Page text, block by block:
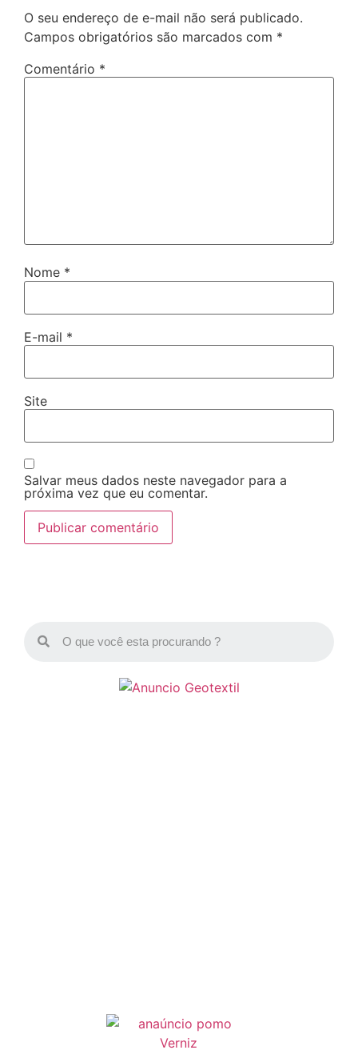
O seu endereço de e-mail não será publicado.
Campos obrigatórios são marcados com *
Comentário *
Nome *
E-mail *
Site
Salvar meus dados neste navegador para a
próxima vez que eu comentar.